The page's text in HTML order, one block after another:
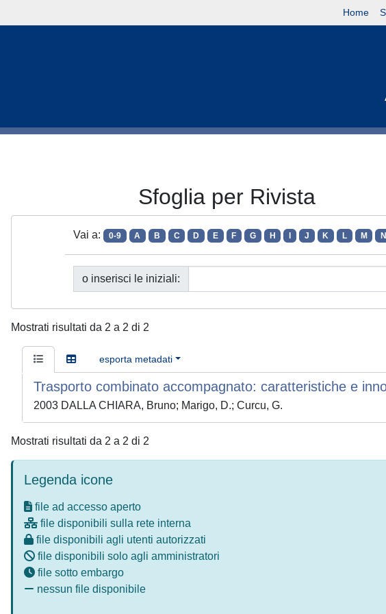
Home
Sfoglia per Rivista
Vai a: 0-9 A B C D E F G H J K L M N
o inserisci le iniziali:
Mostrati risultati da 2 a 2 di 2
esporta metadati
Trasporto combinato accompagnato: caratteristiche e
2003 DALLA CHIARA, Bruno; Marigo, D.; Curcu, G.
Mostrati risultati da 2 a 2 di 2
Legenda icone
file ad accesso aperto
file disponibili sulla rete interna
file disponibili agli utenti autorizzati
file disponibili solo agli amministratori
file sotto embargo
nessun file disponibile